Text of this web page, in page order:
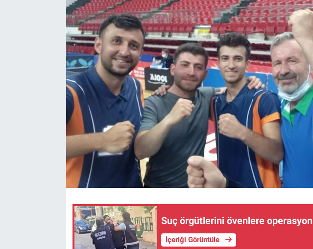
Suç örgütlerini övenlere operasyon
İçeriği Görüntüle
TEKNOLOJİ
Bilim, Teknoloji
HABERDE İNSAN
BİLİM VE TEKNOLOJİ